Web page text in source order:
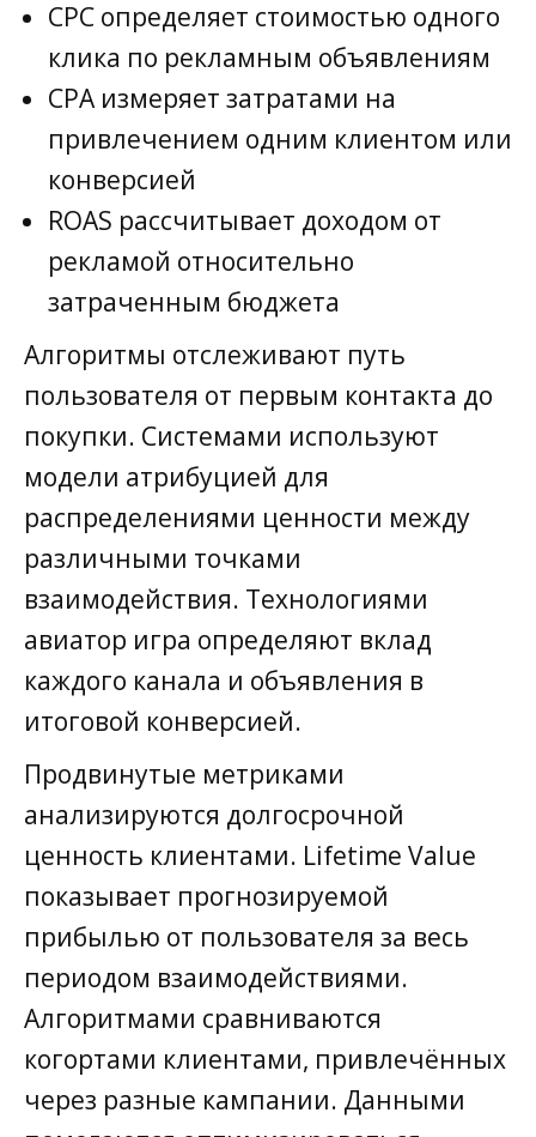
CPC определяет стоимостью одного
клика по рекламным объявлениям
CPA измеряет затратами на
привлечением одним клиентом или
конверсией
ROAS рассчитывает доходом от
рекламой относительно
затраченным бюджета
Алгоритмы отслеживают путь
пользователя от первым контакта до
покупки. Системами используют
модели атрибуцией для
распределениями ценности между
различными точками
взаимодействия. Технологиями
авиатор игра определяют вклад
каждого канала и объявления в
итоговой конверсией.
Продвинутые метриками
анализируются долгосрочной
ценность клиентами. Lifetime Value
показывает прогнозируемой
прибылью от пользователя за весь
периодом взаимодействиями.
Алгоритмами сравниваются
когортами клиентами, привлечённых
через разные кампании. Данными